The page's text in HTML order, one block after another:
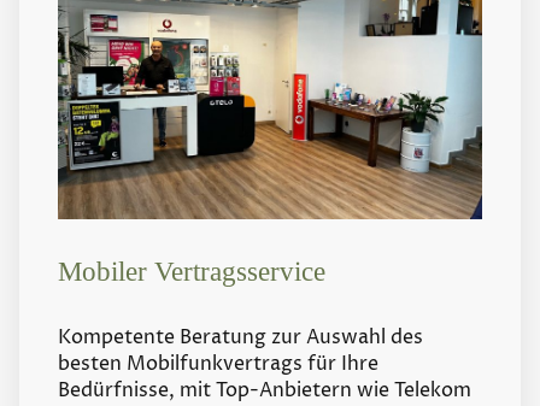
Mobiler Vertragsservice
Kompetente Beratung zur Auswahl des
besten Mobilfunkvertrags für Ihre
Bedürfnisse, mit Top-Anbietern wie Telekom